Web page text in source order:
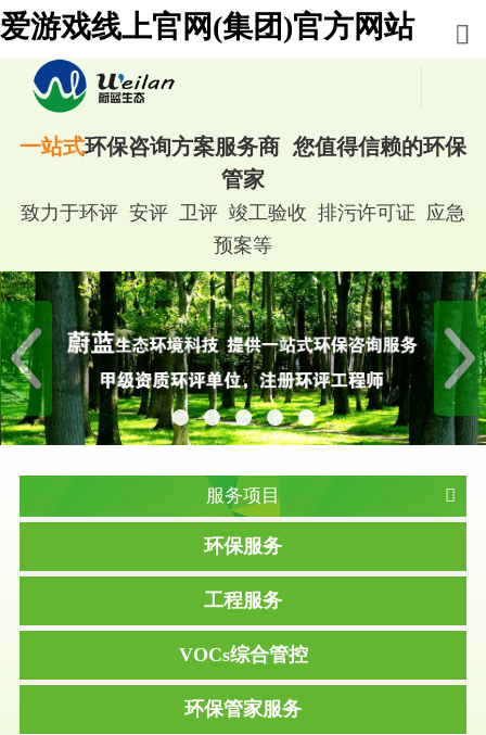
爱游戏线上官网(集团)官方网站
一站式环保咨询方案服务商 您值得信赖的环保
管家
致力于环评 安评 卫评 竣工验收 排污许可证 应急
预案等
服务项目
环保服务
工程服务
VOCs综合管控
环保管家服务